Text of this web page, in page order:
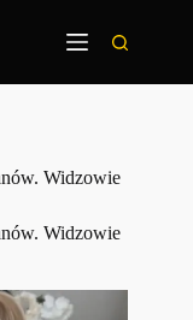
Widzowie
Widzowie